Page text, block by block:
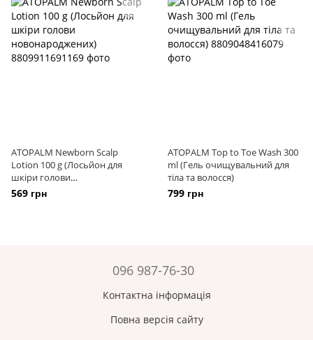
ATOPALM Newborn Scalp
Lotion 100 g (Лосьйон для
шкіри голови
новонароджених)
569 грн
ATOPALM Top to Toe Wash 300
ml (Гель очищувальний для
тіла та волосся)
799 грн
096 987-76-30
Контактна інформація
Повна версія сайту